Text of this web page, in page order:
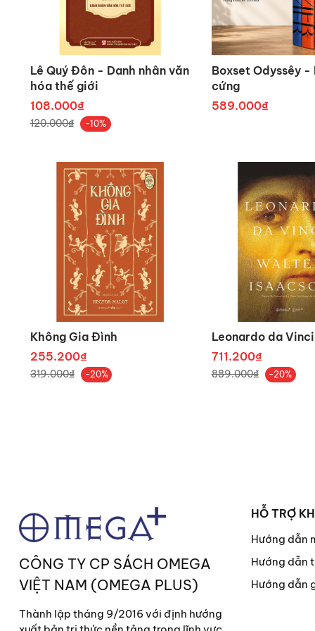
Elon Musk.
Ông được tạp chíTimebình
được nhận Huy chương
của Đại học Vanderbilt
ĐÁNH GIÁ/NHẬN XÉT
“Lời kể sống động của
không thể làm khoa học. Dẫu
“Isaacson đã thể hiện rất
nghiệm, những cảm hứng
lúc thân thiện, nhưng cũng
The Code Breaker mô tả
Charles Darwin và Gregor
“Isaacson thể hiện mọi
hước. Độc giả sẽ có được từ
“Các nghiên cứu dựa
ngờ tới, cho những tiến
[...] các nghiên cứu về một
công cụ chỉnh sửa gen và
“Đây cũng là câu
Lê Quý Đôn - Danh nhân văn
hóa thế giới
108.000₫
120.000₫ -10%
Boxset Odyssêy -
cứng
589.000₫
Không Gia Đình
255.200₫
319.000₫ -20%
Leonardo da Vinci
711.200₫
889.000₫ -20%
CÔNG TY CP SÁCH OMEGA
VIỆT NAM (OMEGA PLUS)
Thành lập tháng 9/2016 với định hướng
HỖ TRỢ
Hướng dẫn
Hướng dẫn
Hướng dẫn